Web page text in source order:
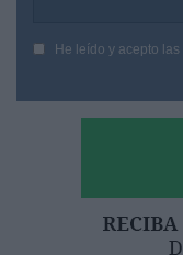
He leído y acepto las